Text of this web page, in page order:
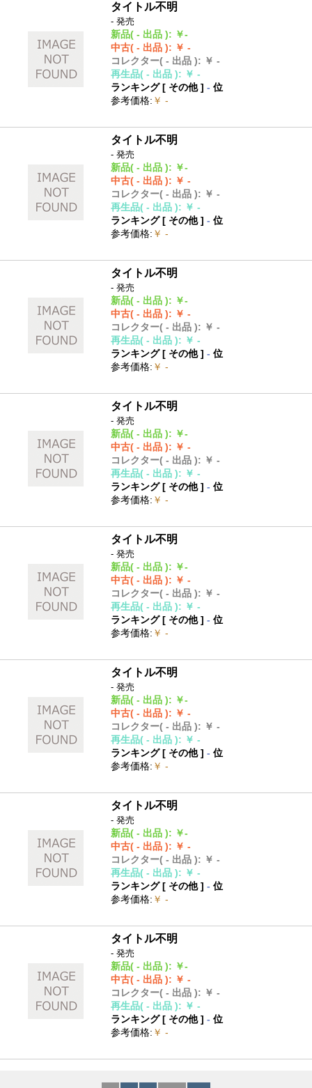
タイトル不明
- 発売
新品( - 出品 ): ￥-
中古( - 出品 ): ￥ -
コレクター( - 出品 ): ￥ -
再生品( - 出品 ): ￥ -
ランキング [ その他]- 位
参考価格: ￥ -
タイトル不明
- 発売
新品( - 出品 ): ￥-
中古( - 出品 ): ￥ -
コレクター( - 出品 ): ￥ -
再生品( - 出品 ): ￥ -
ランキング [ その他]- 位
参考価格: ￥ -
タイトル不明
- 発売
新品( - 出品 ): ￥-
中古( - 出品 ): ￥ -
コレクター( - 出品 ): ￥ -
再生品( - 出品 ): ￥ -
ランキング [ その他]- 位
参考価格: ￥ -
タイトル不明
- 発売
新品( - 出品 ): ￥-
中古( - 出品 ): ￥ -
コレクター( - 出品 ): ￥ -
再生品( - 出品 ): ￥ -
ランキング [ その他]- 位
参考価格: ￥ -
タイトル不明
- 発売
新品( - 出品 ): ￥-
中古( - 出品 ): ￥ -
コレクター( - 出品 ): ￥ -
再生品( - 出品 ): ￥ -
ランキング [ その他]- 位
参考価格: ￥ -
タイトル不明
- 発売
新品( - 出品 ): ￥-
中古( - 出品 ): ￥ -
コレクター( - 出品 ): ￥ -
再生品( - 出品 ): ￥ -
ランキング [ その他]- 位
参考価格: ￥ -
タイトル不明
- 発売
新品( - 出品 ): ￥-
中古( - 出品 ): ￥ -
コレクター( - 出品 ): ￥ -
再生品( - 出品 ): ￥ -
ランキング [ その他]- 位
参考価格: ￥ -
タイトル不明
- 発売
新品( - 出品 ): ￥-
中古( - 出品 ): ￥ -
コレクター( - 出品 ): ￥ -
再生品( - 出品 ): ￥ -
ランキング [ その他]- 位
参考価格: ￥ -